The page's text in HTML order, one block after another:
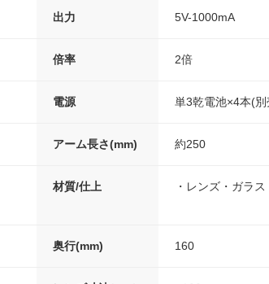
出力 5V-1000mA
倍率 2倍
電源 単3乾電池×4本(別
アーム長さ(mm) 約250
材質/仕上 ・レンズ・ガラス
奥行(mm) 160